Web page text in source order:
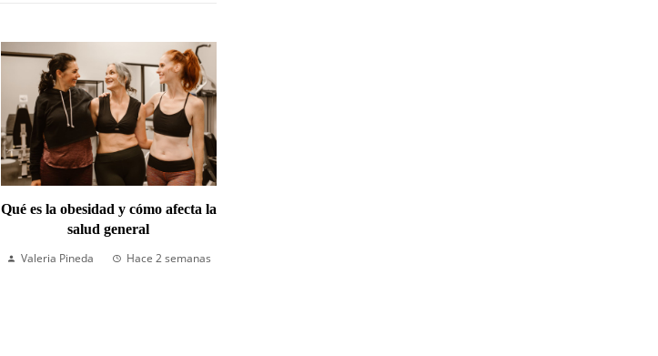
Qué es la obesidad y cómo afecta la
salud general
Valeria Pineda
Hace 2 semanas